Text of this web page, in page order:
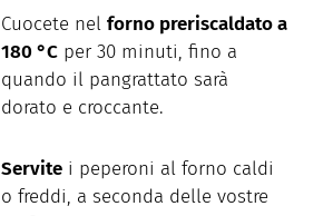
Cuocete nel forno preriscaldato a
180 °C per 30 minuti, fino a
quando il pangrattato sarà
dorato e croccante.
Servite i peperoni al forno caldi
o freddi, a seconda delle vostre